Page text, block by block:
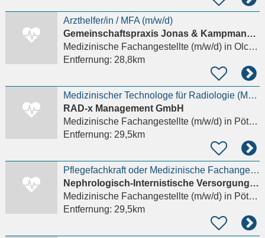
Arzthelfer/in / MFA (m/w/d)
Gemeinschaftspraxis Jonas & Kampmann & Schuster - Olching
Medizinische Fachangestellte (m/w/d)in Olching, Neu-Esting
Entfernung: 28,8km
Medizinischer Technologe für Radiologie (MTR) oder medizinischer Fachangestellter (MFA) (m/w/d)
RAD-x Management GmbH
Medizinische Fachangestellte (m/w/d)in Pöttmes
Entfernung: 29,5km
Pflegefachkraft oder Medizinische Fachangestellte (m/w/d) für die Dialyse
Nephrologisch-Internistische Versorgung Ingolstadt GmbH
Medizinische Fachangestellte (m/w/d)in Pöttmes
Entfernung: 29,5km